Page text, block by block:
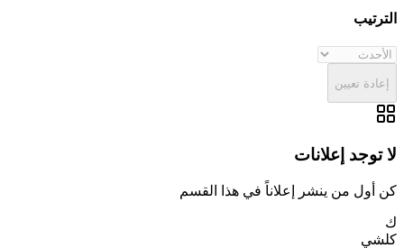
الترتيب
إعادة تعيين
لا توجد إعلانات
كن أول من ينشر إعلاناً في هذا القسم
ك
كلشي